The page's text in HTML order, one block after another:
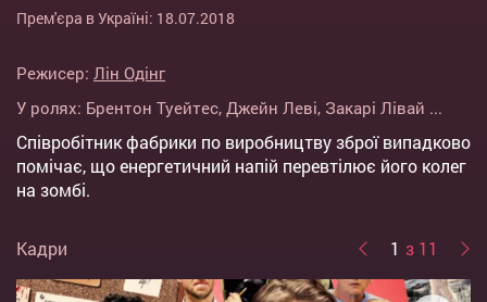
Прем'єра в Україні: 18.07.2018
Режисер: Лін Одінг
У ролях: Брентон Туейтес, Джейн Леві, Закарі Лівай ...
Співробітник фабрики по виробництву зброї випадково
помічає, що енергетичний напій перевтілює його колег
на зомбі.
Кадри 1 з 11